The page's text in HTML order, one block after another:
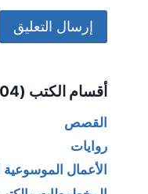
أقسام الكتب (18.504 كتاب)
القصص
روايات
الأعمال الموسوعية